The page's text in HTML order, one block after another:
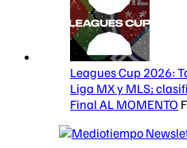
Leagues Cup 2026:
Liga MX y MLS;
Final AL MOMENTO